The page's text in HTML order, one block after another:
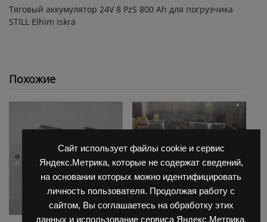
Сайт использует файлы cookie и сервис
Яндекс.Метрика, которые не содержат сведений,
на основании которых можно идентифицировать
личность пользователя. Продолжая работу с
сайтом, Вы соглашаетесь на обработку этих
данных и использование сервиса Яндекс.Метрика.
Тяговый аккумулятор 24V 8 PzS 800 Ah для погрузчика
STILL Elhim Iskra
Похожие